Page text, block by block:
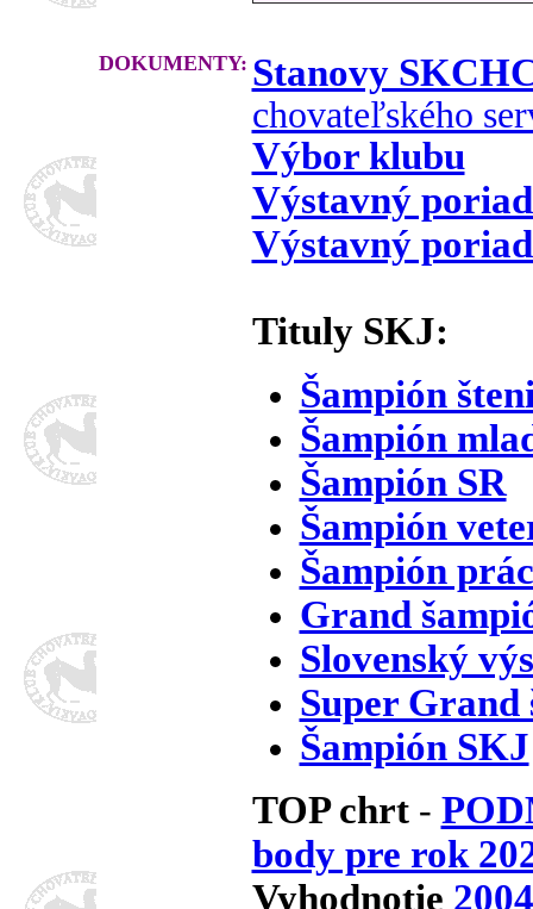
DOKUMENTY: Stanovy
chovateľského
Výbor klubu
Výstavný
Výstavný
Tituly SKJ:
Šampión
Šampión
Šampión SR
Šampión
Šampión
Grand
Slovenský
Super Grand
Šampión SKJ
TOP chrt-
body pre rok
Vyhodnotie 2004